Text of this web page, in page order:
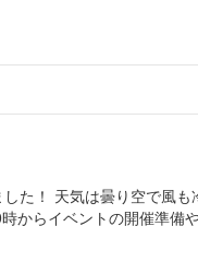
た！ 天気は曇り空で風も
からイベントの開催準備